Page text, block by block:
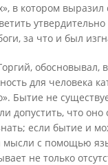
в котором
за что и был
обосновывал,
для человека
Бытие не
допустить, что оно
если бытие и
мысли с помощью
не только